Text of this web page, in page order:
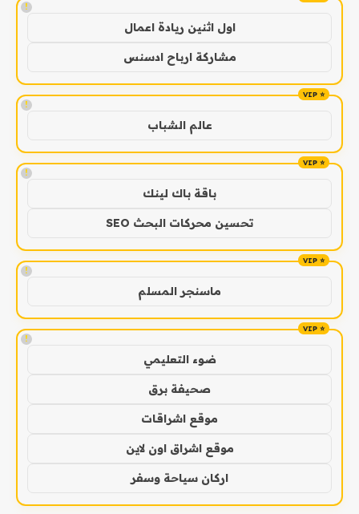
!
اول اثنين ريادة اعمال
مشاركة ارباح ادسنس
!
عالم الشباب
!
باقة باك لينك
تحسين محركات البحث SEO
!
ماسنجر المسلم
!
ضوء التعليمي
صحيفة برق
موقع اشراقات
موقع اشراق اون لاين
اركان سياحة وسفر